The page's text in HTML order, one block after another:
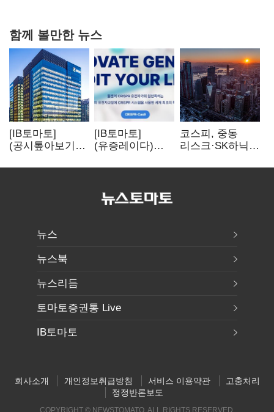
함께 볼만한 뉴스
[IB토마토]
(공시톺아보기)
바로 매출로
[IB토마토]
(유증레이다)
3분의 1 토막…
비용부터 챙긴다
코스피, 중동
리스크·SK하닉
뒷걸음
뉴스
뉴스북
뉴스리듬
토마토증권통 Live
IB토마토
회사소개 개인정보취급방침 서비스 이용약관
고충처리
정정반론보도
COPYRIGHT © NEWSTOMATO. ALL RIGHTS RESERVED.